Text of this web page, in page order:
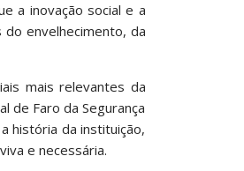
a inovação social e a
envelhecimento, da
mais relevantes da
de Faro da Segurança
história da instituição,
e necessária.